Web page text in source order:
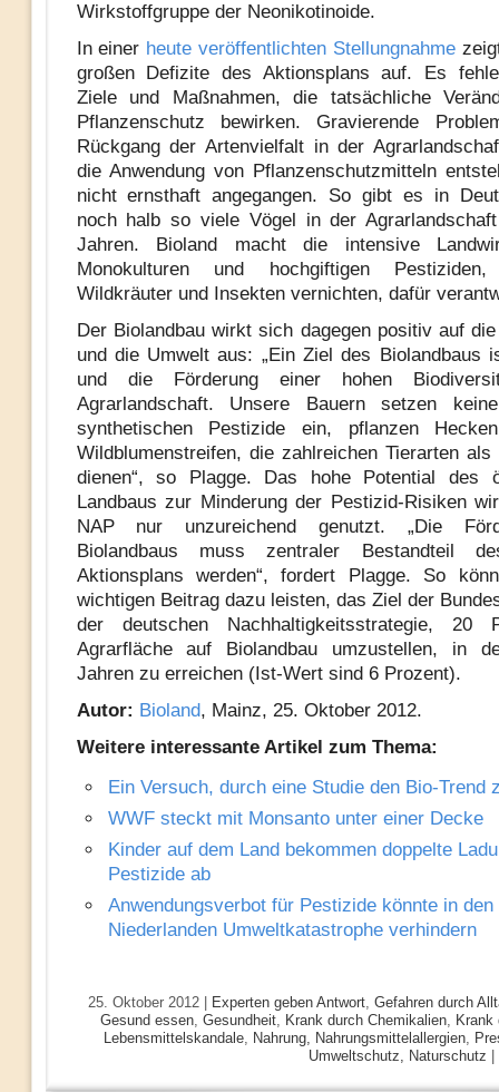
Wirkstoffgruppe der Neonikotinoide.
In einer heute veröffentlichten Stellungnahme
großen Defizite des Aktionsplans auf. Es
Ziele und Maßnahmen, die tatsächliche
Pflanzenschutz bewirken. Gravierende
Rückgang der Artenvielfalt in der
die Anwendung von Pflanzenschutzmitteln
nicht ernsthaft angegangen. So gibt es in
noch halb so viele Vögel in der
Jahren. Bioland macht die intensive
Monokulturen und hochgiftigen
Wildkräuter und Insekten vernichten, dafür
Der Biolandbau wirkt sich dagegen positiv auf
und die Umwelt aus: „Ein Ziel des Biolandbaus
und die Förderung einer hohen
Agrarlandschaft. Unsere Bauern setzen
synthetischen Pestizide ein, pflanzen
Wildblumenstreifen, die zahlreichen Tierarten als
dienen“, so Plagge. Das hohe Potential des
Landbaus zur Minderung der Pestizid-Risiken
NAP nur unzureichend genutzt. „Die
Biolandbaus muss zentraler Bestandteil
Aktionsplans werden“, fordert Plagge. So
wichtigen Beitrag dazu leisten, das Ziel der
der deutschen Nachhaltigkeitsstrategie, 20
Agrarfläche auf Biolandbau umzustellen, in
Jahren zu erreichen (Ist-Wert sind 6 Prozent).
Autor: Bioland, Mainz, 25. Oktober 2012.
Weitere interessante Artikel zum Thema:
Ein Versuch, durch eine Studie den Bio-Trend
WWF steckt mit Monsanto unter einer Decke
Kinder auf dem Land bekommen doppelte
Pestizide ab
Anwendungsverbot für Pestizide könnte in den
Niederlanden Umweltkatastrophe verhindern
25. Oktober 2012 | Experten geben Antwort, Gefahren durch
Gesund essen, Gesundheit, Krank durch Chemikalien, Krank
Lebensmittelskandale, Nahrung, Nahrungsmittelallergien,
Umweltschutz, Naturschutz